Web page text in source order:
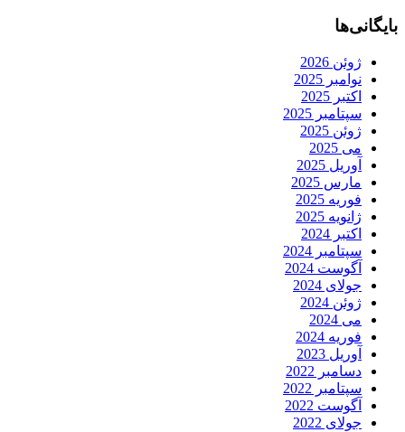
بایگانی‌ها
ژوئن 2026
نوامبر 2025
اکتبر 2025
سپتامبر 2025
ژوئن 2025
می 2025
آوریل 2025
مارس 2025
فوریه 2025
ژانویه 2025
اکتبر 2024
سپتامبر 2024
آگوست 2024
جولای 2024
ژوئن 2024
می 2024
فوریه 2024
آوریل 2023
دسامبر 2022
سپتامبر 2022
آگوست 2022
جولای 2022